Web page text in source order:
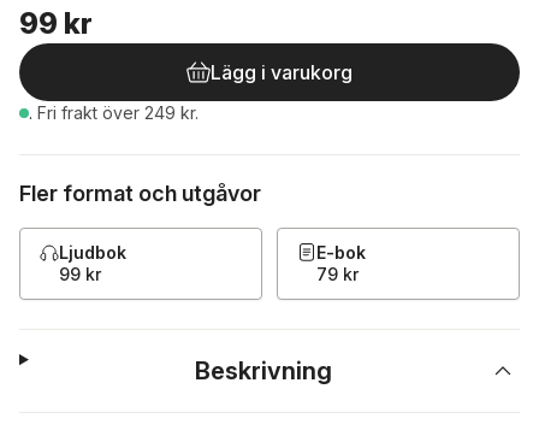
99 kr
Lägg i varukorg
. Fri frakt över 249 kr.
Fler format och utgåvor
Ljudbok
99 kr
E-bok
79 kr
Beskrivning